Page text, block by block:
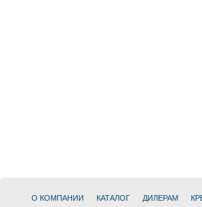
О КОМПАНИИ КАТАЛОГ ДИЛЕРАМ